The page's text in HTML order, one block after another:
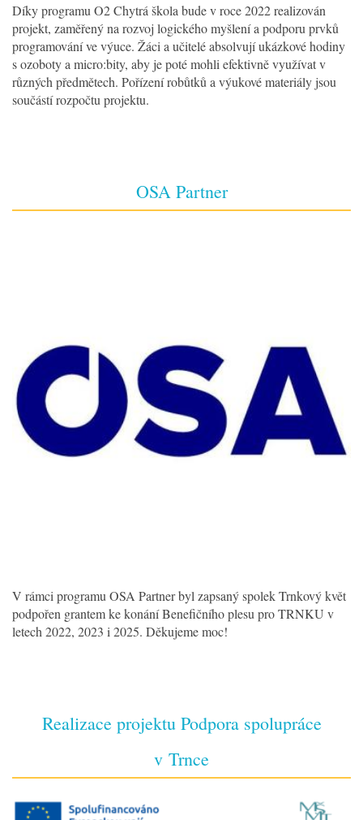
Díky programu O2 Chytrá škola bude v roce 2022 realizován
projekt, zaměřený na rozvoj logického myšlení a podporu prvků
programování ve výuce. Žáci a učitelé absolvují ukázkové hodiny
s ozoboty a micro:bity, aby je poté mohli efektivně využívat v
různých předmětech. Pořízení robůtků a výukové materiály jsou
součástí rozpočtu projektu.
OSA Partner
V rámci programu OSA Partner byl zapsaný spolek Trnkový květ
podpořen grantem ke konání Benefičního plesu pro TRNKU v
letech 2022, 2023 i 2025. Děkujeme moc!
Realizace projektu Podpora spolupráce
v Trnce